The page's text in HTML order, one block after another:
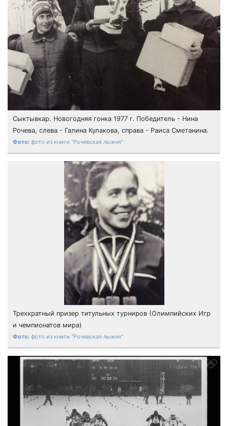
Сыктывкар. Новогодняя гонка 1977 г. Победитель - Нина
Рочева, слева - Галина Кулакова, справа - Раиса Сметанина.
фото из книги "Рочевская лыжня"
Трехкратный призер титульных турниров (Олимпийских Игр
и чемпионатов мира)
фото из книги "Рочевская лыжня"